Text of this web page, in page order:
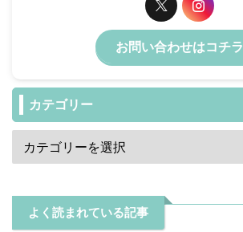
お問い合わせはコチラ
カテゴリー
よく読まれている記事